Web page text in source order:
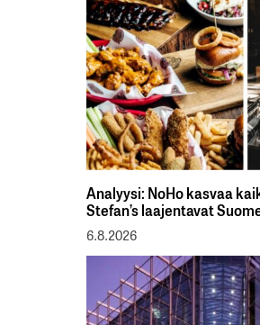
Analyysi: NoHo kasvaa
Stefan’s laajentavat
6.8.2026